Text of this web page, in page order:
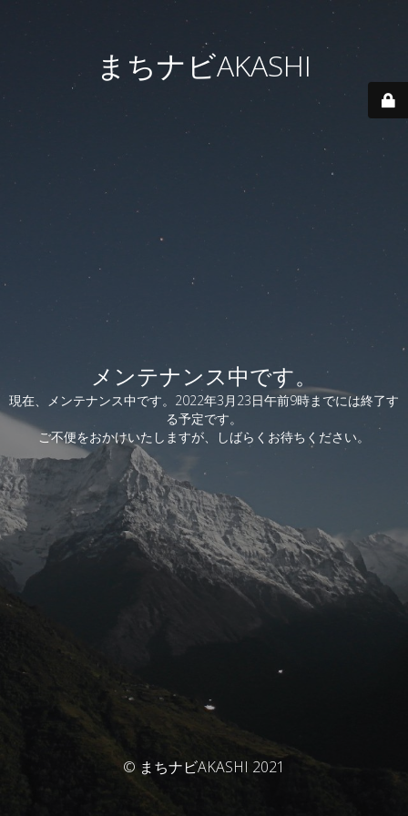
まちナビAKASHI
メンテナンス中です。
現在、メンテナンス中です。2022年3月23日午前9時までには終了す
る予定です。
ご不便をおかけいたしますが、しばらくお待ちください。
© まちナビAKASHI 2021